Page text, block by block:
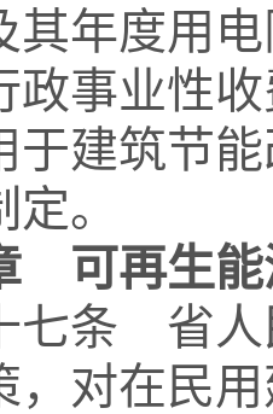
其年度用
政事业性
于建筑节
。
可再生能
条 省人民
，对在民